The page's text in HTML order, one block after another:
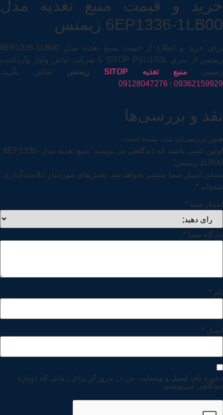
خرید و قیمت منبع تغذیه مدل
6EP1336-1LB00 زیمنس
برای خرید و اطلاع از قیمت منبع تغذیه مدل 6EP1336-1LB00
زیمنس از سری SITOP PSU100L با شرکت تیاش ولتاژ واردکننده
رسمی منبع تغذیه SITOP زیمنس تماس بگرید.
09362159929
09128047276
نقد و بررسی‌ها
هنوز بررسی‌ای ثبت نشده است.
اولین کسی باشید که دیدگاهی می نویسد “منبع تغذیه مدل 6EP1336-
1LB00 زیمنس”
نشانی ایمیل شما منتشر نخواهد شد. بخش‌های موردنیاز علامت‌گذاری
شده‌اند *
امتیاز شما *
دیدگاه شما *
نام *
ایمیل *
ذخیره نام، ایمیل و وبسایت من در مرورگر برای زمانی که دوباره
دیدگاهی می‌نویسم.